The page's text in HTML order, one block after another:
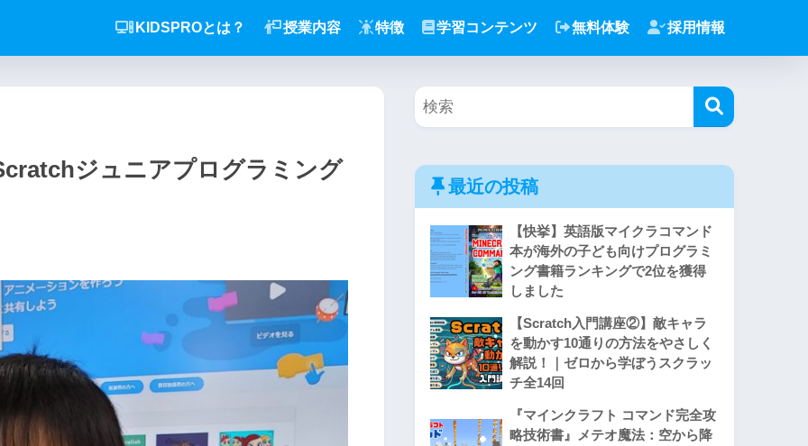
KIDSPROとは？ 授業内容 特徴 学習コンテンツ 無料体験 採用情報
ジュニアプログラミング
最近の投稿
【快挙】英語版マイクラコマンド
本が海外の子ども向けプログラミ
ング書籍ランキングで2位を獲得
しました
【Scratch入門講座②】敵キャラ
を動かす10通りの方法をやさしく
解説！｜ゼロから学ぼうスクラッ
チ全14回
『マインクラフト コマンド完全攻
略技術書』メテオ魔法：空から降